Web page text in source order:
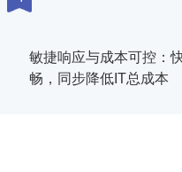
敏捷响应与成本可控：
畅，同步降低IT总成本